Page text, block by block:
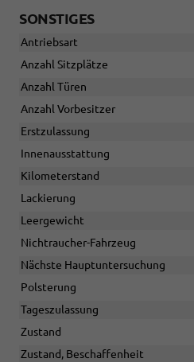
SONSTIGES
Antriebsart
Anzahl Sitzplätze
Anzahl Türen
Anzahl Vorbesitzer
Erstzulassung
Innenausstattung
Kilometerstand
Lackierung
Leergewicht
Nichtraucher-Fahrzeug
Nächste Hauptuntersuchung
Polsterung
Tageszulassung
Zustand
Zustand, Beschaffenheit